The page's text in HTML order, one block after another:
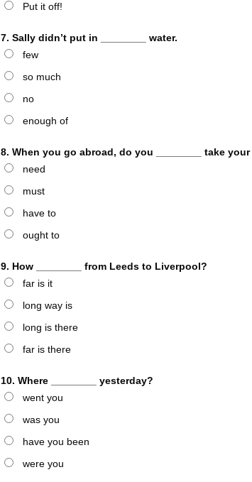
Put it off!
7. Sally didn’t put in ________ water.
few
so much
no
enough of
8. When you go abroad, do you ________ take
need
must
have to
ought to
9. How ________ from Leeds to Liverpool?
far is it
long way is
long is there
far is there
10. Where ________ yesterday?
went you
was you
have you been
were you